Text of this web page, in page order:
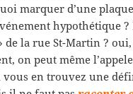
marquer d’une
hypothétique
de la rue St-Martin ? oui,
on peut même
vous en trouvez une